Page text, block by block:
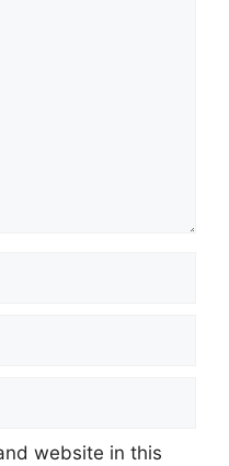
website in this